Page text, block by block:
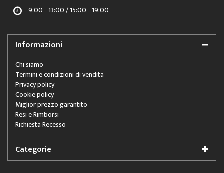
9:00 - 13:00 / 15:00 - 19:00
Informazioni
Chi siamo
Termini e condizioni di vendita
Privacy policy
Cookie policy
Miglior prezzo garantito
Resi e Rimborsi
Richiesta Recesso
Categorie